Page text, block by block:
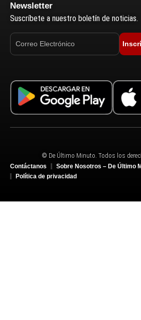
Newsletter
Suscríbete a nuestro boletín de noticias.
© De Último Minuto. Todos los
Contáctanos
Sobre Nosotros – De Último
Política de privacidad